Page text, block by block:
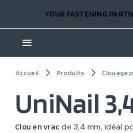
YOUR FASTENING
Accueil Produits Clouage
UniNail
Clou en vrac de 3,4 mm, idéal